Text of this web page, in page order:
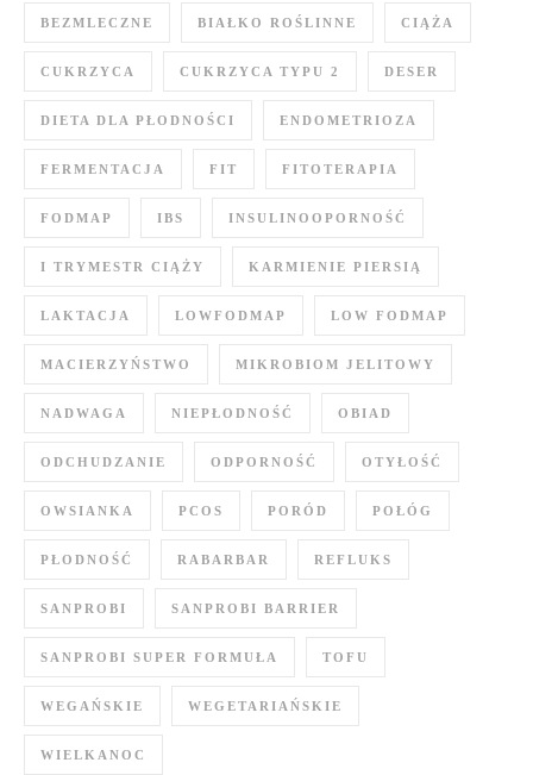
BEZMLECZNE BIAŁKO ROŚLINNE CIĄŻA
CUKRZYCA CUKRZYCA TYPU 2 DESER
DIETA DLA PŁODNOŚCI ENDOMETRIOZA
FERMENTACJA FIT FITOTERAPIA
FODMAP IBS INSULINOOPORNOŚĆ
I TRYMESTR CIĄŻY KARMIENIE PIERSIĄ
LAKTACJA LOWFODMAP LOW FODMAP
MACIERZYŃSTWO MIKROBIOM JELITOWY
NADWAGA NIEPŁODNOŚĆ OBIAD
ODCHUDZANIE ODPORNOŚĆ OTYŁOŚĆ
OWSIANKA PCOS PORÓD POŁÓG
PŁODNOŚĆ RABARBAR REFLUKS
SANPROBI SANPROBI BARRIER
SANPROBI SUPER FORMUŁA TOFU
WEGAŃSKIE WEGETARIAŃSKIE
WIELKANOC